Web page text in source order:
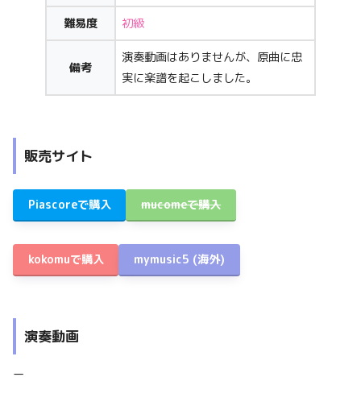
難易度 初級
備考
演奏動画はありませんが、原曲に忠
実に楽譜を起こしました。
販売サイト
Piascoreで購入 mucomeで購入
kokomuで購入 mymusic5 (海外)
演奏動画
ー